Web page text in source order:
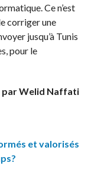
Ce n’est
corriger une
jusqu’à Tunis
pour le
par Welid Naffati
et valorisés